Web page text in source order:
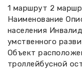
1 маршрут 2
Наименование
населения
умственного
Объект
троллейбусной